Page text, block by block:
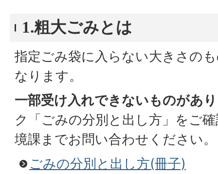
1.粗大ごみとは
指定ごみ袋に入らない大きさの
なります。
一部受け入れできないものがあ
ク「ごみの分別と出し方」をご
境課までお問い合わせください。
ごみの分別と出し方(冊子)